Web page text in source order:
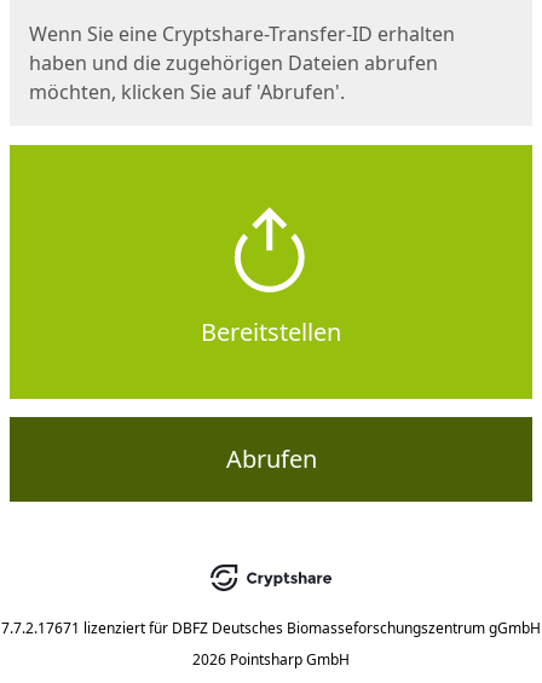
Wenn Sie eine Cryptshare-Transfer-ID erhalten
haben und die zugehörigen Dateien abrufen
möchten, klicken Sie auf 'Abrufen'.
Bereitstellen
Abrufen
7.7.2.17671 lizenziert für DBFZ Deutsches Biomasseforschungszentrum gGmbH
2026 Pointsharp GmbH